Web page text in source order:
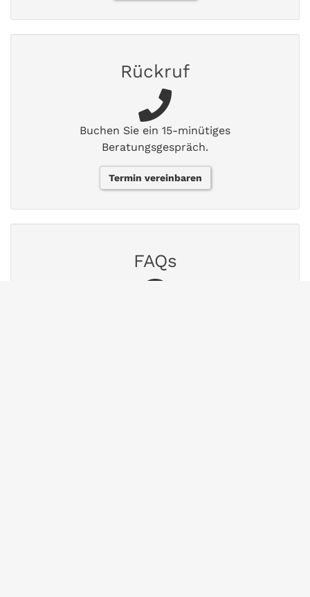
Rückruf
Buchen Sie ein 15-minütiges
Beratungsgespräch.
Termin vereinbaren
FAQs